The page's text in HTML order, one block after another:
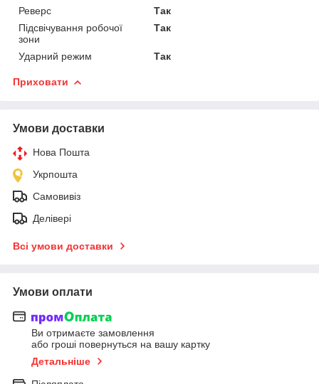
Реверс
Так
Підсвічування робочої
зони
Так
Ударний режим Так
Приховати
Умови доставки
Нова Пошта
Укрпошта
Самовивіз
Делівері
Всі умови доставки
Умови оплати
Ви отримаєте замовлення
або гроші повернуться на вашу картку
Детальніше